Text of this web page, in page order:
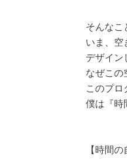
そんなこ
いま、空
デザイン
なぜこの
このプロ
僕は『時
【時間の